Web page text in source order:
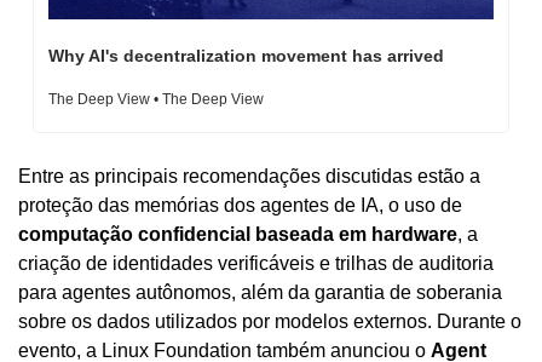
Why AI's decentralization movement has arrived
The Deep View • The Deep View
Entre as principais recomendações discutidas estão a
computação confidencial baseada em hardware, a
criação de identidades verificáveis e trilhas de auditoria
para agentes autônomos, além da garantia de soberania
sobre os dados utilizados por modelos externos. Durante o
evento, a Linux Foundation também anunciou o Agent